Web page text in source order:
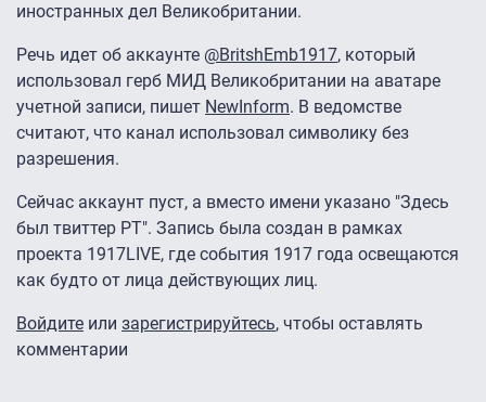
иностранных дел Великобритании.
Речь идет об аккаунте @BritshEmb1917, который
использовал герб МИД Великобритании на аватаре
учетной записи, пишет NewInform. В ведомстве
считают, что канал использовал символику без
разрешения.
Сейчас аккаунт пуст, а вместо имени указано "Здесь
был твиттер РТ". Запись была создан в рамках
проекта 1917LIVE, где события 1917 года освещаются
как будто от лица действующих лиц.
Войдите или зарегистрируйтесь, чтобы оставлять
комментарии